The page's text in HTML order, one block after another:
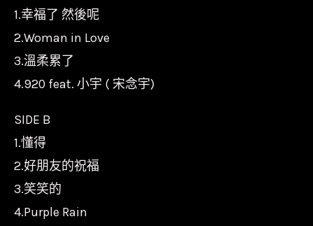
1.幸福了 然後呢
2.Woman in Love
3.溫柔累了
4.920 feat. 小宇 ( 宋念宇)
SIDE B
1.懂得
2.好朋友的祝福
3.笑笑的
4.Purple Rain